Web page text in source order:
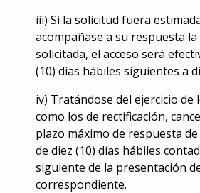
iii) Si la solicitud fuera
acompañase a su respuesta
solicitada, el acceso será
(10) días hábiles siguientes a
iv) Tratándose del ejercicio de
como los de rectificación,
plazo máximo de respuesta
de diez (10) días hábiles
siguiente de la presentación
correspondiente.